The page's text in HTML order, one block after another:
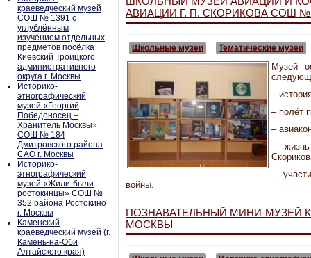
краеведческий музей
СОШ № 1391 с
углублённым
изучением отдельных
предметов посёлка
Киевский Троицкого
административного
округа г. Москвы
Историко-
этнографический
музей «Георгий
Победоносец –
Хранитель Москвы»
СОШ № 184
Дмитровского района
САО г. Москвы
Историко-
этнографический
музей «Жили-были
ростокинцы» СОШ №
352 района Ростокино
г. Москвы
Каменский
краеведческий музей (г.
Камень-на-Оби
Алтайского края)
АВИАЦИИ Г. П. СКОРИКОВА СОШ №
Школьные музеи Тематические музеи
Музей
–
– полёт
–
–
–
войны.
ПОЗНАВАТЕЛЬНЫЙ МИНИ-МУЗЕЙ
МОСКВЫ